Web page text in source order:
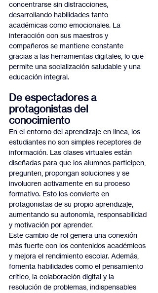
concentrarse sin distracciones,
desarrollando habilidades tanto
académicas como emocionales. La
interacción con sus maestros y
compañeros se mantiene constante
gracias a las herramientas digitales, lo que
permite una socialización saludable y una
educación integral.
De espectadores a
protagonistas del
conocimiento
En el entorno del aprendizaje en línea, los
estudiantes no son simples receptores de
información. Las clases virtuales están
diseñadas para que los alumnos participen,
pregunten, propongan soluciones y se
involucren activamente en su proceso
formativo. Esto los convierte en
protagonistas de su propio aprendizaje,
aumentando su autonomía, responsabilidad
y motivación por aprender.
Este cambio de rol genera una conexión
más fuerte con los contenidos académicos
y mejora el rendimiento escolar. Además,
fomenta habilidades como el pensamiento
crítico, la colaboración digital y la
resolución de problemas, indispensables